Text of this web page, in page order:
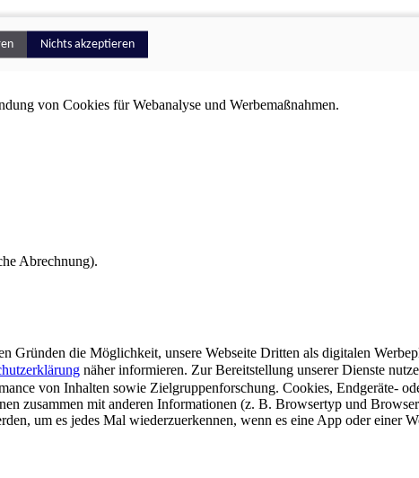
von Cookies für Webanalyse und Werbemaßnahmen.
Abrechnung).
die Möglichkeit, unsere Webseite Dritten als digitalen
näher informieren. Zur Bereitstellung unserer Dienste
von Inhalten sowie Zielgruppenforschung. Cookies, Endgeräte-
zusammen mit anderen Informationen (z. B. Browsertyp und
um es jedes Mal wiederzuerkennen, wenn es eine App oder einer
Nichts akzeptieren